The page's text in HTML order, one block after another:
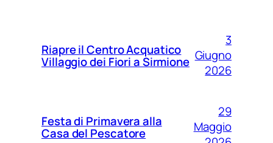
Riapre il Centro Acquatico
Villaggio dei Fiori a Sirmione
3
Giugno
2026
Festa di Primavera alla
Casa del Pescatore
29
Maggio